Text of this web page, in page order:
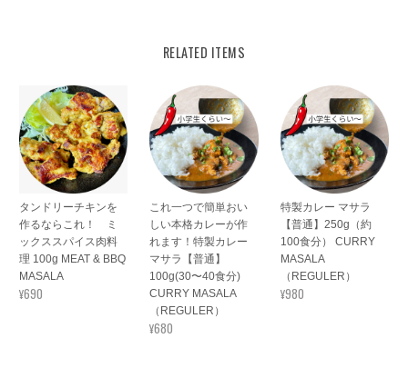
RELATED ITEMS
タンドリーチキンを
作るならこれ！ ミ
ックススパイス肉料
理 100g MEAT & BBQ
MASALA
¥690
これ一つで簡単おい
しい本格カレーが作
れます！特製カレー
マサラ【普通】
100g(30〜40食分)
CURRY MASALA
（REGULER）
¥680
特製カレー マサラ
【普通】250g（約
100食分） CURRY
MASALA
（REGULER）
¥980